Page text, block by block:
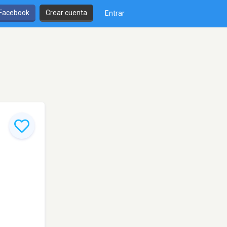
Crear cuenta Entrar